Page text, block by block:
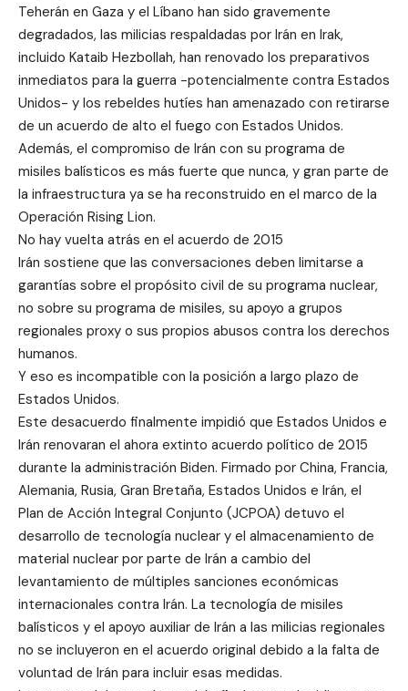
Teherán en Gaza y el Líbano han sido gravemente
degradados, las milicias respaldadas por Irán en Irak,
incluido Kataib Hezbollah, han renovado los preparativos
inmediatos para la guerra -potencialmente contra Estados
Unidos- y los rebeldes hutíes han amenazado con retirarse
de un acuerdo de alto el fuego con Estados Unidos.
Además, el compromiso de Irán con su programa de
misiles balísticos es más fuerte que nunca, y gran parte de
la infraestructura ya se ha reconstruido en el marco de la
Operación Rising Lion.
No hay vuelta atrás en el acuerdo de 2015
Irán sostiene que las conversaciones deben limitarse a
garantías sobre el propósito civil de su programa nuclear,
no sobre su programa de misiles, su apoyo a grupos
regionales proxy o sus propios abusos contra los derechos
humanos.
Y eso es incompatible con la posición a largo plazo de
Estados Unidos.
Este desacuerdo finalmente impidió que Estados Unidos e
Irán renovaran el ahora extinto acuerdo político de 2015
durante la administración Biden. Firmado por China, Francia,
Alemania, Rusia, Gran Bretaña, Estados Unidos e Irán, el
Plan de Acción Integral Conjunto (JCPOA) detuvo el
desarrollo de tecnología nuclear y el almacenamiento de
material nuclear por parte de Irán a cambio del
levantamiento de múltiples sanciones económicas
internacionales contra Irán. La tecnología de misiles
balísticos y el apoyo auxiliar de Irán a las milicias regionales
no se incluyeron en el acuerdo original debido a la falta de
voluntad de Irán para incluir esas medidas.